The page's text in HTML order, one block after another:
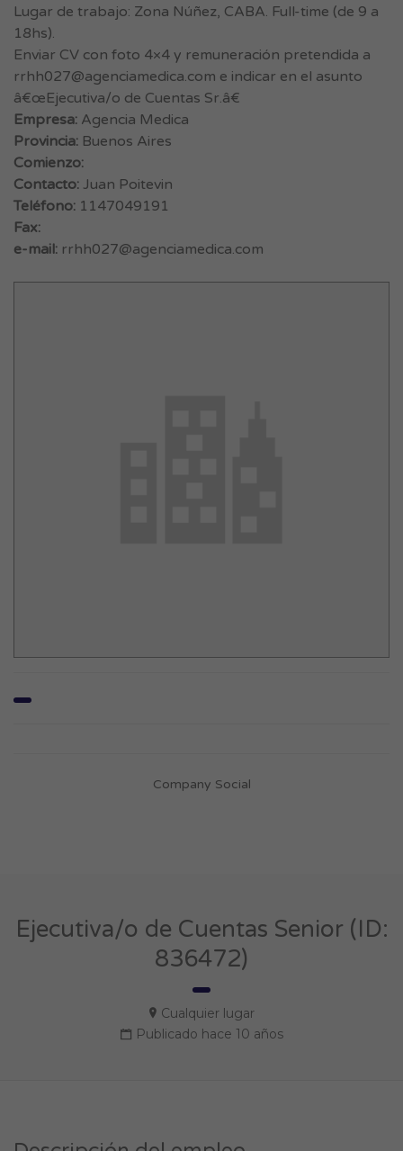
Lugar de trabajo: Zona Núñez, CABA. Full-time (de 9 a
18hs).
Enviar CV con foto 4×4 y remuneración pretendida a
rrhh027@agenciamedica.com e indicar en el asunto
â€œEjecutiva/o de Cuentas Sr.â€
Empresa: Agencia Medica
Provincia: Buenos Aires
Comienzo:
Contacto: Juan Poitevin
Teléfono: 1147049191
Fax:
e-mail: rrhh027@agenciamedica.com
Company Social
Ejecutiva/o de Cuentas Senior (ID:
836472)
Cualquier lugar
Publicado hace 10 años